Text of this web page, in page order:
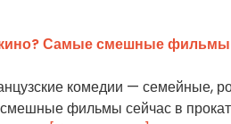
кино? Самые смешные
комедии — семейные,
фильмы сейчас в